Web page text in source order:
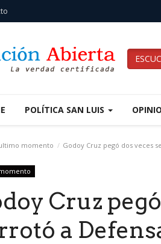
POLÍTICA SAN LUIS
momento Godoy Cruz pegó dos veces
Cruz
a